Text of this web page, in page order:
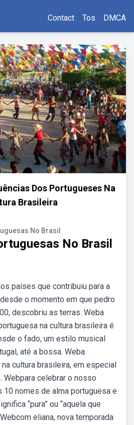
Contact Tos DMCA
Dos Portugueses Na
Brasileira
No Brasil
No Brasil
países que contribuiu para a
o momento em que pedro
descobriu as terras. Weba
na cultura brasileira é
o fado, um estilo musical
até a bossa. Weba
cultura brasileira, em especial
Webpara celebrar o nosso
10 nomes de alma portuguesa e
“pura” ou “aquela que
eliana, nova temporada